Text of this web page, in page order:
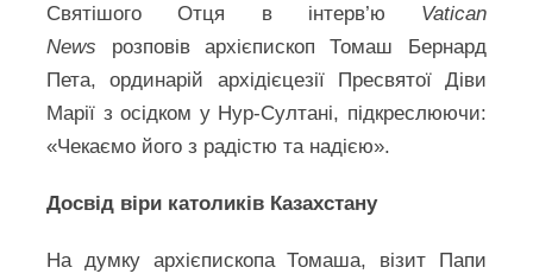
Святішого Отця в інтерв’ю Vatican
News розповів архієпископ Томаш Бернард
Пета, ординарій архідієцезії Пресвятої Діви
Марії з осідком у Нур-Султані, підкреслюючи:
«Чекаємо його з радістю та надією».
Досвід віри католиків Казахстану
На думку архієпископа Томаша, візит Папи